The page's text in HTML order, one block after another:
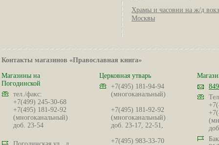
Храмы и часовни на ж/д
Москвы
Контакты магазинов «Православная книга»
Магазины на
Погодинской
тел./факс:
+7(499) 245-30-68
+7(495) 181-92-92
(многоканальный)
доб. 23-54
Церковная утварь
+7(495) 181-94-94
(многоканальный)
+7(495) 181-92-92
(многоканальный)
доб. 23-17, 22-51,
+7(495) 983-33-70